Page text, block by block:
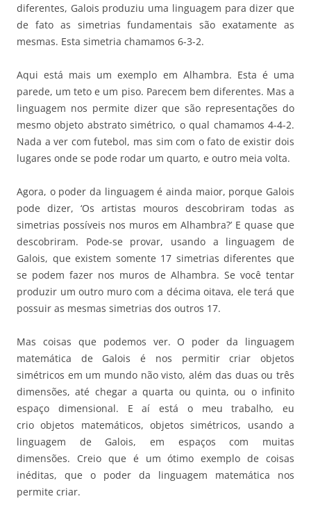
diferentes, Galois produziu uma linguagem para dizer que
de fato as simetrias fundamentais são exatamente as
mesmas. Esta simetria chamamos 6-3-2.
Aqui está mais um exemplo em Alhambra. Esta é uma
parede, um teto e um piso. Parecem bem diferentes. Mas a
linguagem nos permite dizer que são representações do
mesmo objeto abstrato simétrico, o qual chamamos 4-4-2.
Nada a ver com futebol, mas sim com o fato de existir dois
lugares onde se pode rodar um quarto, e outro meia volta.
Agora, o poder da linguagem é ainda maior, porque Galois
pode dizer, ‘Os artistas mouros descobriram todas as
simetrias possíveis nos muros em Alhambra?’ E quase que
descobriram. Pode-se provar, usando a linguagem de
Galois, que existem somente 17 simetrias diferentes que
se podem fazer nos muros de Alhambra. Se você tentar
produzir um outro muro com a décima oitava, ele terá que
possuir as mesmas simetrias dos outros 17.
Mas coisas que podemos ver. O poder da linguagem
matemática de Galois é nos permitir criar objetos
simétricos em um mundo não visto, além das duas ou três
dimensões, até chegar a quarta ou quinta, ou o infinito
espaço dimensional. E aí está o meu trabalho, eu
crio objetos matemáticos, objetos simétricos, usando a
linguagem de Galois, em espaços com muitas
dimensões. Creio que é um ótimo exemplo de coisas
inéditas, que o poder da linguagem matemática nos
permite criar.